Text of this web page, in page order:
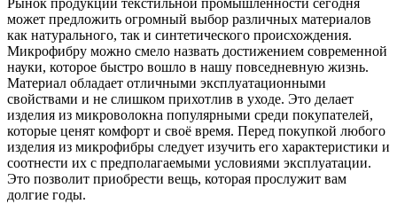
Рынок продукции текстильной промышленности сегодня
может предложить огромный выбор различных материалов
как натурального, так и синтетического происхождения.
Микрофибру можно смело назвать достижением современной
науки, которое быстро вошло в нашу повседневную жизнь.
Материал обладает отличными эксплуатационными
свойствами и не слишком прихотлив в уходе. Это делает
изделия из микроволокна популярными среди покупателей,
которые ценят комфорт и своё время. Перед покупкой любого
изделия из микрофибры следует изучить его характеристики и
соотнести их с предполагаемыми условиями эксплуатации.
Это позволит приобрести вещь, которая прослужит вам
долгие годы.